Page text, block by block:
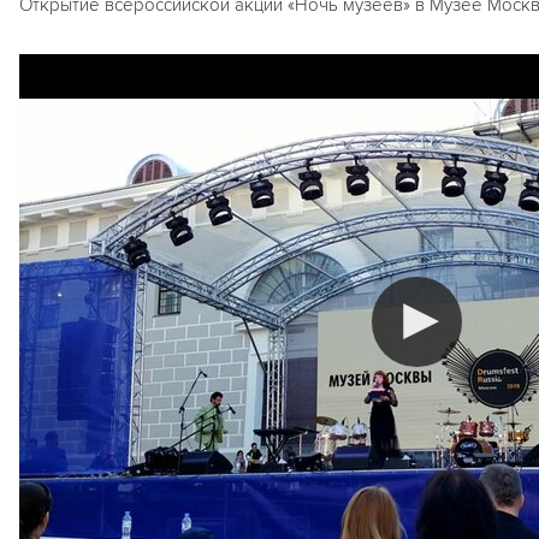
Открытие всероссийской акции «Ночь музеев» в Музее